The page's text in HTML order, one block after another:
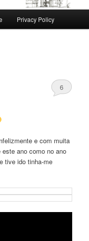
Privacy Policy
6
e com muita
ano como no ano
tive ido tinha-me